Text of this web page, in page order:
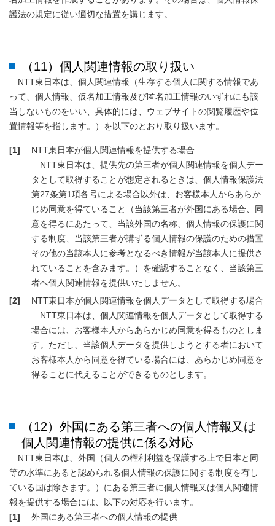
護法の規定に従い適切な措置を講じます。
（11）個人関連情報の取り扱い
NTT東日本は、個人関連情報（生存する個人に関する情報であ
って、個人情報、仮名加工情報及び匿名加工情報のいずれにも該
当しないものをいい、具体的には、ウェブサイトの閲覧履歴や位
置情報等を指します。）を以下のとおり取り扱います。
[1]
NTT東日本が個人関連情報を提供する場合
NTT東日本は、提供先の第三者が個人関連情報を個人デー
タとして取得することが想定されるときは、個人情報保護法
第27条第1項各号による場合以外は、お客様本人からあらか
じめ同意を得ていること（当該第三者が外国にある場合、同
意を得るにあたって、当該外国の名称、個人情報の保護に関
する制度、当該第三者が講ずる個人情報の保護のための措置
その他の当該本人に参考となるべき情報が当該本人に提供さ
れていることを含みます。）を確認することなく、当該第三
者へ個人関連情報を提供いたしません。
[2]
NTT東日本が個人関連情報を個人データとして取得する場合
NTT東日本は、個人関連情報を個人データとして取得する
場合には、お客様本人からあらかじめ同意を得るものとしま
す。ただし、当該個人データを提供しようとする者において
お客様本人から同意を得ている場合には、あらかじめ同意を
得ることに代えることができるものとします。
（12）外国にある第三者への個人情報又は
個人関連情報の提供に係る対応
NTT東日本は、外国（個人の権利利益を保護する上で日本と同
等の水準にあると認められる個人情報の保護に関する制度を有し
ている国は除きます。）にある第三者に個人情報又は個人関連情
報を提供する場合には、以下の対応を行います。
[1]
外国にある第三者への個人情報の提供